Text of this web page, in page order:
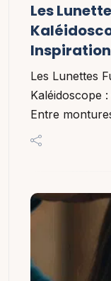
Les
Les Lunettes
Kaléidoscope
Entre